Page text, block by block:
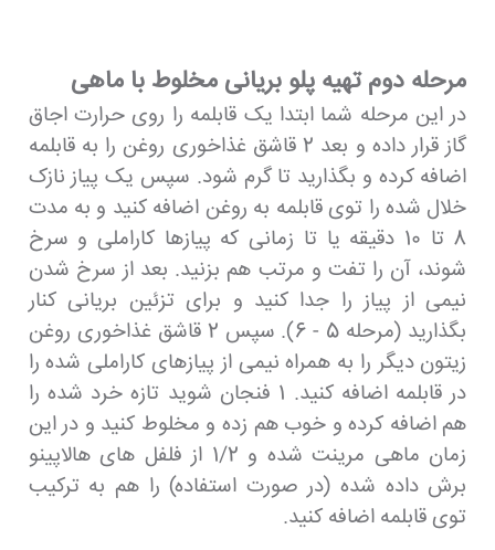
مرحله دوم تهیه پلو بریانی مخلوط با ماهی
در این مرحله شما ابتدا یک قابلمه را روی حرارت اجاق
گاز قرار داده و بعد 2 قاشق غذاخوری روغن را به قابلمه
اضافه کرده و بگذارید تا گرم شود. سپس یک پیاز نازک
خلال شده را توی قابلمه به روغن اضافه کنید و به مدت
8 تا 10 دقیقه یا تا زمانی که پیازها کاراملی و سرخ
شوند، آن را تفت و مرتب هم بزنید. بعد از سرخ شدن
نیمی از پیاز را جدا کنید و برای تزئین بریانی کنار
بگذارید (مرحله 5 - 6). سپس 2 قاشق غذاخوری روغن
زیتون دیگر را به همراه نیمی از پیازهای کاراملی شده را
در قابلمه اضافه کنید. 1 فنجان شوید تازه خرد شده را
هم اضافه کرده و خوب هم زده و مخلوط کنید و در این
زمان ماهی مرینت شده و 1/2 از فلفل های هالاپینو
برش داده شده (در صورت استفاده) را هم به ترکیب
توی قابلمه اضافه کنید.